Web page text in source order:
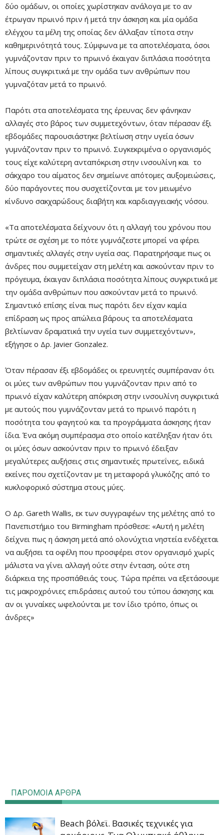
Remaining
Time
-0:00
δύο ομάδων, οι οποίες χωρίστηκαν ανάλογα με το αν
έτρωγαν πρωινό πριν ή μετά την άσκηση και μία ομάδα
ελέγχου τα μέλη της οποίας δεν άλλαξαν τίποτα στην
καθημερινότητά τους. Σύμφωνα με τα αποτελέσματα, όσοι
γυμνάζονταν πριν το πρωινό έκαιγαν διπλάσια ποσότητα
λίπους συγκριτικά με την ομάδα των ανθρώπων που
γυμναζόταν μετά το πρωινό.
Παρότι στα αποτελέσματα της έρευνας δεν φάνηκαν
αλλαγές στο βάρος των συμμετεχόντων, όταν πέρασαν έξι
εβδομάδες παρουσιάστηκε βελτίωση στην υγεία όσων
γυμνάζονταν πριν το πρωινό. Συγκεκριμένα ο οργανισμός
τους είχε καλύτερη ανταπόκριση στην ινσουλίνη και το
σάκχαρο του αίματος δεν σημείωνε απότομες αυξομειώσεις,
δύο παράγοντες που συσχετίζονται με τον μειωμένο
κίνδυνο σακχαρώδους διαβήτη και καρδιαγγειακής νόσου.
«Τα αποτελέσματα δείχνουν ότι η αλλαγή του χρόνου που
τρώτε σε σχέση με το πότε γυμνάζεστε μπορεί να φέρει
σημαντικές αλλαγές στην υγεία σας. Παρατηρήσαμε πως οι
άνδρες που συμμετείχαν στη μελέτη και ασκούνταν πριν το
πρόγευμα, έκαιγαν διπλάσια ποσότητα λίπους συγκριτικά με
την ομάδα ανθρώπων που ασκούνταν μετά το πρωινό.
Σημαντικό επίσης είναι πως παρότι δεν είχαν καμία
επίδραση ως προς απώλεια βάρους τα αποτελέσματα
βελτίωναν δραματικά την υγεία των συμμετεχόντων»,
εξήγησε ο Δρ. Javier Gonzalez.
Όταν πέρασαν έξι εβδομάδες οι ερευνητές συμπέραναν ότι
οι μύες των ανθρώπων που γυμνάζονταν πριν από το
πρωινό είχαν καλύτερη απόκριση στην ινσουλίνη συγκριτικά
με αυτούς που γυμνάζονταν μετά το πρωινό παρότι η
ποσότητα του φαγητού και τα προγράμματα άσκησης ήταν
ίδια. Ένα ακόμη συμπέρασμα στο οποίο κατέληξαν ήταν ότι
οι μύες όσων ασκούνταν πριν το πρωινό έδειξαν
μεγαλύτερες αυξήσεις στις σημαντικές πρωτεΐνες, ειδικά
εκείνες που σχετίζονταν με τη μεταφορά γλυκόζης από το
κυκλοφορικό σύστημα στους μύες.
Ο Δρ. Gareth Wallis, εκ των συγγραφέων της μελέτης από το
Πανεπιστήμιο του Birmingham πρόσθεσε: «Αυτή η μελέτη
δείχνει πως η άσκηση μετά από ολονύχτια νηστεία ενδέχεται
να αυξήσει τα οφέλη που προσφέρει στον οργανισμό χωρίς
μάλιστα να γίνει αλλαγή ούτε στην ένταση, ούτε στη
διάρκεια της προσπάθειάς τους. Τώρα πρέπει να εξετάσουμε
τις μακροχρόνιες επιδράσεις αυτού του τύπου άσκησης και
αν οι γυναίκες ωφελούνται με τον ίδιο τρόπο, όπως οι
άνδρες»
ΠΑΡΟΜΟΙΑ ΑΡΘΡΑ
Beach βόλεϊ. Βασικές τεχνικές για